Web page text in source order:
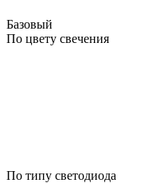
Базовый
По цвету свечения
По типу светодиода